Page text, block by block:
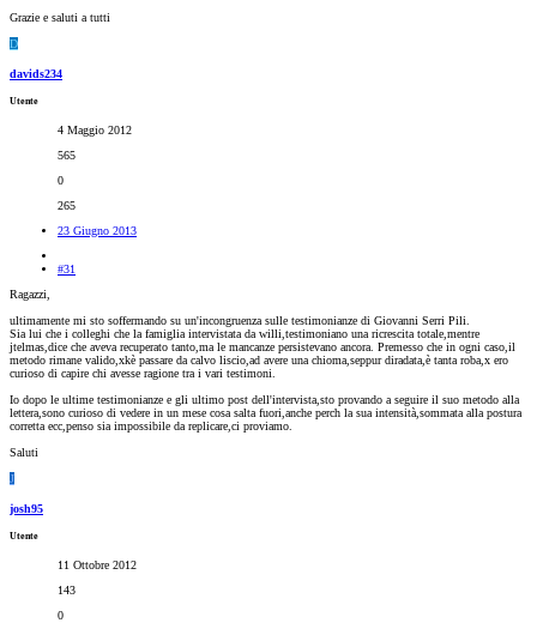
Grazie e saluti a tutti
D
davids234
Utente
4 Maggio 2012
565
0
265
23 Giugno 2013
#31
Ragazzi,
ultimamente mi sto soffermando su un'incongruenza sulle testimonianze di Giovanni Serri Pili.
Sia lui che i colleghi che la famiglia intervistata da willi,testimoniano una ricrescita totale,mentre
jtelmas,dice che aveva recuperato tanto,ma le mancanze persistevano ancora. Premesso che in ogni caso,il
metodo rimane valido,xkè passare da calvo liscio,ad avere una chioma,seppur diradata,è tanta roba,x ero
curioso di capire chi avesse ragione tra i vari testimoni.
Io dopo le ultime testimonianze e gli ultimo post dell'intervista,sto provando a seguire il suo metodo alla
lettera,sono curioso di vedere in un mese cosa salta fuori,anche perch la sua intensità,sommata alla postura
corretta ecc,penso sia impossibile da replicare,ci proviamo.
Saluti
J
josh95
Utente
11 Ottobre 2012
143
0